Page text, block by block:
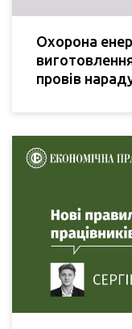
Охорона
провів